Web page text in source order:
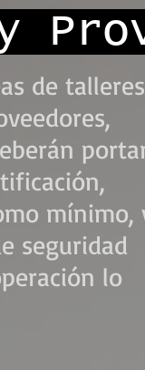
de
mínimo,
seguridad
lo